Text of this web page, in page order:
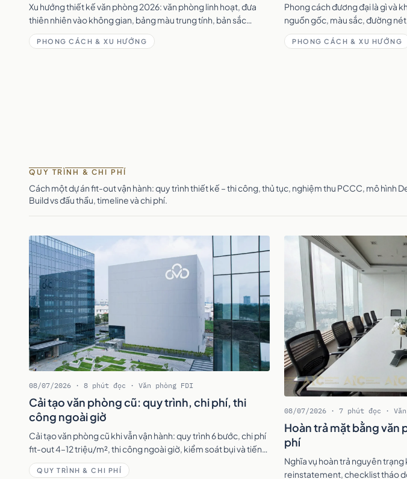
Xu hướng thiết kế văn phòng 2026: văn phòng linh hoạt, đưa
thiên nhiên vào không gian, bảng màu trung tính, bản sắc
thương hiệu và thiết kế bền vững.
PHONG CÁCH & XU HƯỚNG
Phong cách đương đại là gì và
nguồn gốc, màu sắc, đường
hướng đương đại 2026 để chọn
PHONG CÁCH & XU HƯỚNG
QUY TRÌNH & CHI PHÍ
Cách một dự án fit-out vận hành: quy trình thiết kế – thi công, thủ tục, nghiệm thu PCCC, mô hình
Build vs đấu thầu, timeline và chi phí.
08/07/2026 · 8 phút đọc · Văn phòng FDI
Cải tạo văn phòng cũ: quy trình, chi phí, thi
công ngoài giờ
Cải tạo văn phòng cũ khi vẫn vận hành: quy trình 6 bước, chi phí
fit-out 4–12 triệu/m², thi công ngoài giờ, kiểm soát bụi và tiếng
ồn để nhân sự vẫn làm việc.
QUY TRÌNH & CHI PHÍ
08/07/2026 · 7 phút đọc ·
Hoàn trả mặt bằng văn
phí
Nghĩa vụ hoàn trả nguyên
reinstatement, checklist tháo